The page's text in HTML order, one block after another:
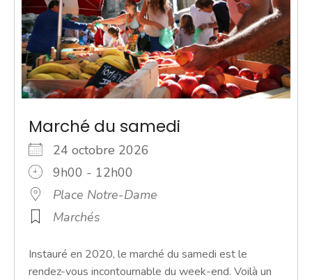
Marché du samedi
24 octobre 2026
9h00 - 12h00
Place Notre-Dame
Marchés
Instauré en 2020, le marché du samedi est le
rendez-vous incontournable du week-end. Voilà un